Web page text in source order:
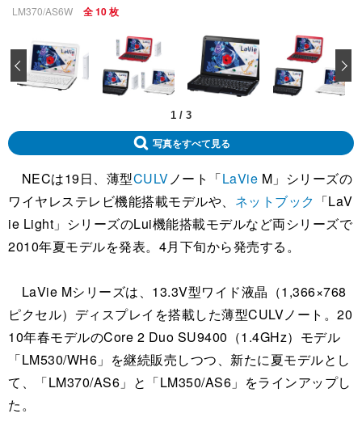
LM370/AS6W 全 10 枚
1 / 3
‹
写真をすべて見る
NECは19日、薄型CULVノート「LaVie M」シリーズの
ワイヤレステレビ機能搭載モデルや、 ネットブック 「LaV
ie Light」シリーズのLui機能搭載モデルなど両シリーズで
2010年夏モデルを発表。4月下旬から発売する。
LaVie Mシリーズは、13.3V型ワイド液晶（1,366×768
ピクセル）ディスプレイを搭載した薄型CULVノート。20
10年春モデルのCore 2 Duo SU9400（1.4GHz）モデル
「LM530/WH6」を継続販売しつつ、新たに夏モデルとし
て、「LM370/AS6」と「LM350/AS6」をラインアップし
た。